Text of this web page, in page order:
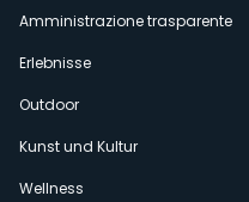
Amministrazione trasparente
Erlebnisse
Outdoor
Kunst und Kultur
Wellness